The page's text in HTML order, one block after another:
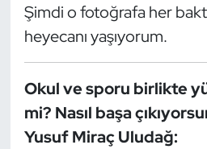
Şimdi o fotoğrafa her
heyecanı yaşıyorum.
Okul ve sporu birlikte
mi? Nasıl başa
Yusuf Miraç Uludağ: